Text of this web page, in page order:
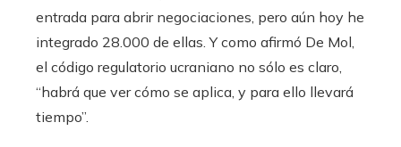
entrada para abrir negociaciones, pero aún hoy he
integrado 28.000 de ellas. Y como afirmó De Mol,
el código regulatorio ucraniano no sólo es claro,
“habrá que ver cómo se aplica, y para ello llevará
tiempo”.